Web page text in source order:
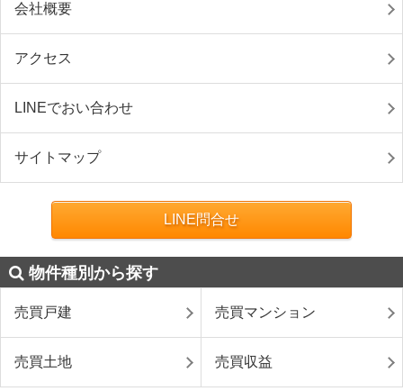
会社概要
アクセス
LINEでおい合わせ
サイトマップ
LINE問合せ
物件種別から探す
売買戸建 売買マンション
売買土地 売買収益